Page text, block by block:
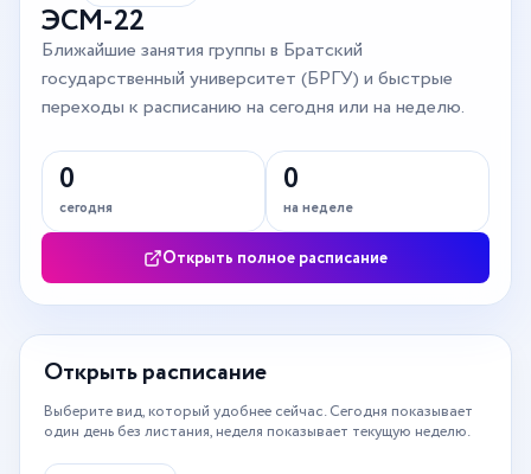
ЭСМ-22
Ближайшие занятия группы в Братский
государственный университет (БРГУ) и быстрые
переходы к расписанию на сегодня или на неделю.
0
сегодня
0
на неделе
Открыть полное расписание
Открыть расписание
Выберите вид, который удобнее сейчас. Сегодня показывает
один день без листания, неделя показывает текущую неделю.